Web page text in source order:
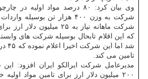
شرکت به وزن ۴۰۰ هزار تن
شرکت ماهانه نیاز به ۲۵
که این اقلام تابحال بوسیله شرکت های
شد
تامین می کند.
مدیرعامل شرکت ایرالکو ایران افزود:
۲۰۰ میلیون دلار ارز برای تامین مواد